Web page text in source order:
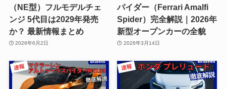
（NE型）フルモデルチェ
ンジ 5代目は2029年発売
か？ 最新情報まとめ
2026年6月2日
パイダー（Ferrari Amalfi
Spider）完全解説｜2026年
新型オープンカーの全貌
2026年3月14日